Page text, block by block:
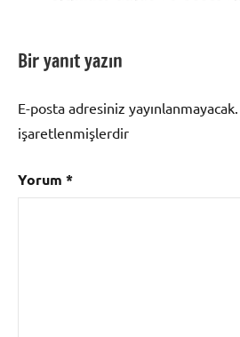
Bir yanıt yazın
E-posta adresiniz yayınlanmayacak.
işaretlenmişlerdir
Yorum *